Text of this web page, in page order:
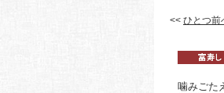
<< ひとつ前
噛みごた